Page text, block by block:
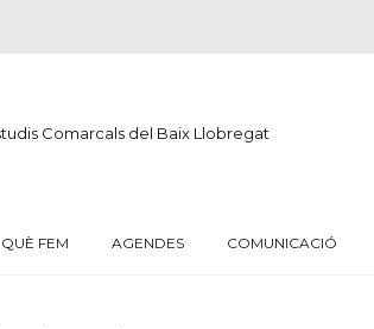
QUÈ FEM AGENDES COMUNICACIÓ